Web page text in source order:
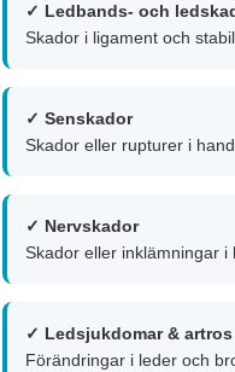
✓ Ledbands- och
Skador i ligament och
✓ Senskador
Skador eller rupturer i
✓ Nervskador
Skador eller inklämningar i
✓ Ledsjukdomar & artros
Förändringar i leder och